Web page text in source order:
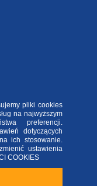
FA Group!
45-588 Opole
Kontakt
pliki cookies
na najwyższym
preferencji.
dotyczących
ich stosowanie.
ustawienia
COOKIES